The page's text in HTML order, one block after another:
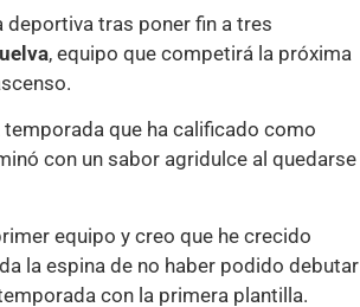
deportiva tras poner fin a tres
, equipo que competirá la próxima
que ha calificado como
con un sabor agridulce al quedarse
equipo y creo que he crecido
la espina de no haber podido debutar
con la primera plantilla.